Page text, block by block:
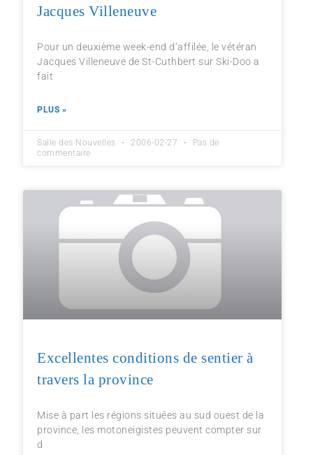
Jacques Villeneuve
Pour un deuxième week-end d’affilée, le vétéran
Jacques Villeneuve de St-Cuthbert sur Ski-Doo a
fait
PLUS »
Salle des Nouvelles 2006-02-27
Pas de
commentaire
Excellentes conditions de sentier à
travers la province
Mise à part les régions situées au sud ouest de la
province, les motoneigistes peuvent compter sur
d